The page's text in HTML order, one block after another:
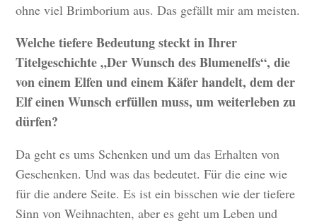
ohne viel Brimborium aus. Das gefällt mir am meisten.
Welche tiefere Bedeutung steckt in Ihrer
Titelgeschichte „Der Wunsch des Blumenelfs“, die
von einem Elfen und einem Käfer handelt, dem der
Elf einen Wunsch erfüllen muss, um weiterleben zu
dürfen?
Da geht es ums Schenken und um das Erhalten von
Geschenken. Und was das bedeutet. Für die eine wie
für die andere Seite. Es ist ein bisschen wie der tiefere
Sinn von Weihnachten, aber es geht um Leben und